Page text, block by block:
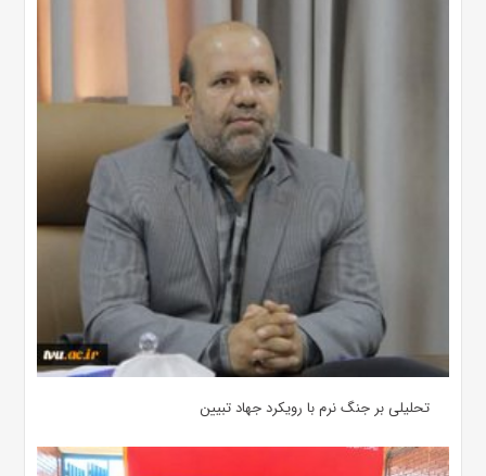
تحلیلی بر جنگ نرم با رویکرد جهاد تبیین